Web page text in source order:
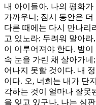
내 아이들아, 나의 평화가
가까우니; 잠시 동안은
다른 때에는 다시 만나리
고 있노라; 두려워 말아
이 이루어져야 한다. 밤
속 눈을 가린 채 살아가
어나지 못할 것이다. 내
이다. 오, 너희는 내가 단
각하는 것이 얼마나 잘못
을 잊고 있구나. 나는 심